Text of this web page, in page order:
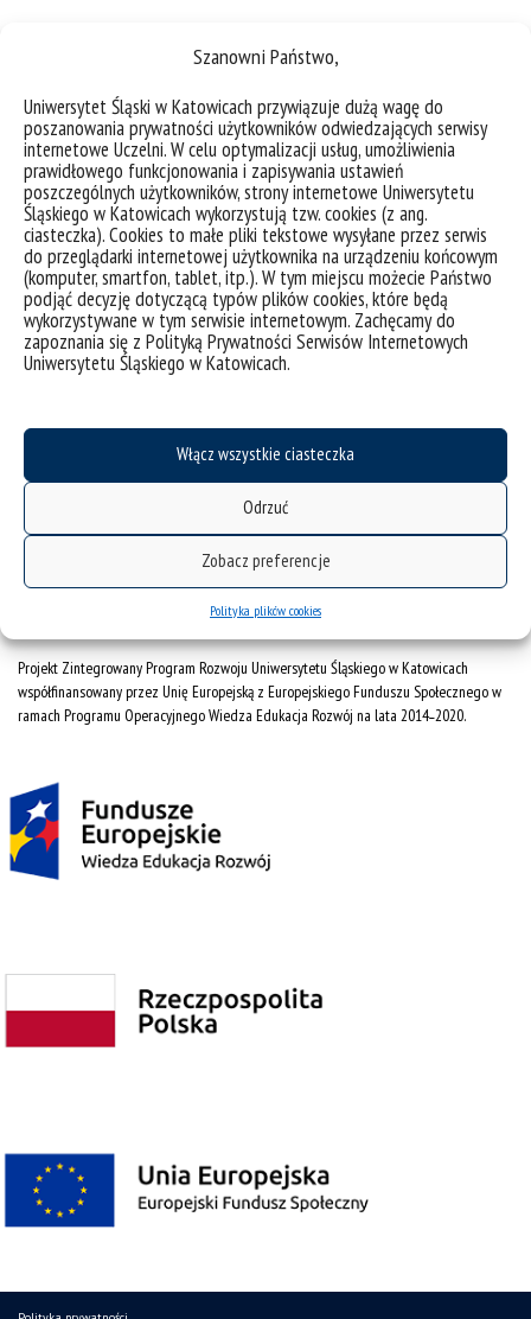
Szanowni Państwo,
Uniwersytet Śląski w Katowicach przywiązuje dużą wagę do
poszanowania prywatności użytkowników odwiedzających serwisy
internetowe Uczelni. W celu optymalizacji usług, umożliwienia
prawidłowego funkcjonowania i zapisywania ustawień
poszczególnych użytkowników, strony internetowe Uniwersytetu
Śląskiego w Katowicach wykorzystują tzw. cookies (z ang.
ciasteczka). Cookies to małe pliki tekstowe wysyłane przez serwis
do przeglądarki internetowej użytkownika na urządzeniu końcowym
(komputer, smartfon, tablet, itp.). W tym miejscu możecie Państwo
podjąć decyzję dotyczącą typów plików cookies, które będą
wykorzystywane w tym serwisie internetowym. Zachęcamy do
zapoznania się z Polityką Prywatności Serwisów Internetowych
Uniwersytetu Śląskiego w Katowicach.
Włącz wszystkie ciasteczka
Odrzuć
Zobacz preferencje
Polityka plików cookies
deklaracja dostępności
mapa strony
USOSweb
Wzory dokumentów
CINiBA
SAP
Phone: +48 32 359 22 22
Projekt Zintegrowany Program Rozwoju Uniwersytetu Śląskiego w Katowicach
współfinansowany przez Unię Europejską z Europejskiego Funduszu Społecznego w
ramach Programu Operacyjnego Wiedza Edukacja Rozwój na lata 2014˗2020.